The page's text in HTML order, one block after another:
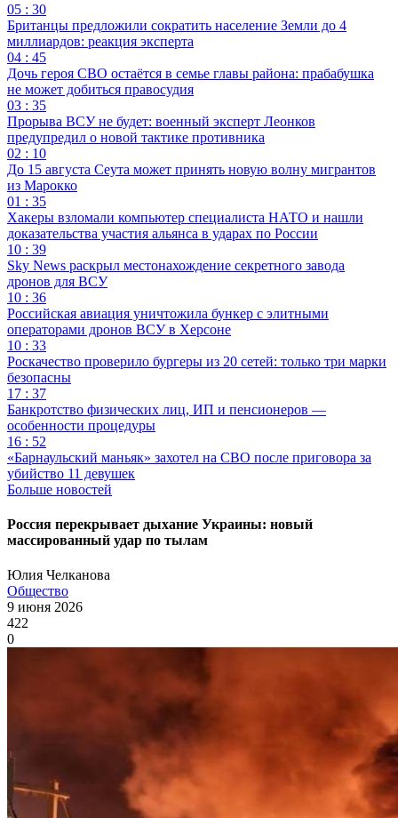
05 : 30
Британцы предложили сократить население Земли до 4
миллиардов: реакция эксперта
04 : 45
Дочь героя СВО остаётся в семье главы района: прабабушка
не может добиться правосудия
03 : 35
Прорыва ВСУ не будет: военный эксперт Леонков
предупредил о новой тактике противника
02 : 10
До 15 августа Сеута может принять новую волну мигрантов
из Марокко
01 : 35
Хакеры взломали компьютер специалиста НАТО и нашли
доказательства участия альянса в ударах по России
10 : 39
Sky News раскрыл местонахождение секретного завода
дронов для ВСУ
10 : 36
Российская авиация уничтожила бункер с элитными
операторами дронов ВСУ в Херсоне
10 : 33
Роскачество проверило бургеры из 20 сетей: только три марки
безопасны
17 : 37
Банкротство физических лиц, ИП и пенсионеров —
особенности процедуры
16 : 52
«Барнаульский маньяк» захотел на СВО после приговора за
убийство 11 девушек
Больше новостей
Россия перекрывает дыхание Украины: новый
массированный удар по тылам
Юлия Челканова
Общество
9 июня 2026
422
0